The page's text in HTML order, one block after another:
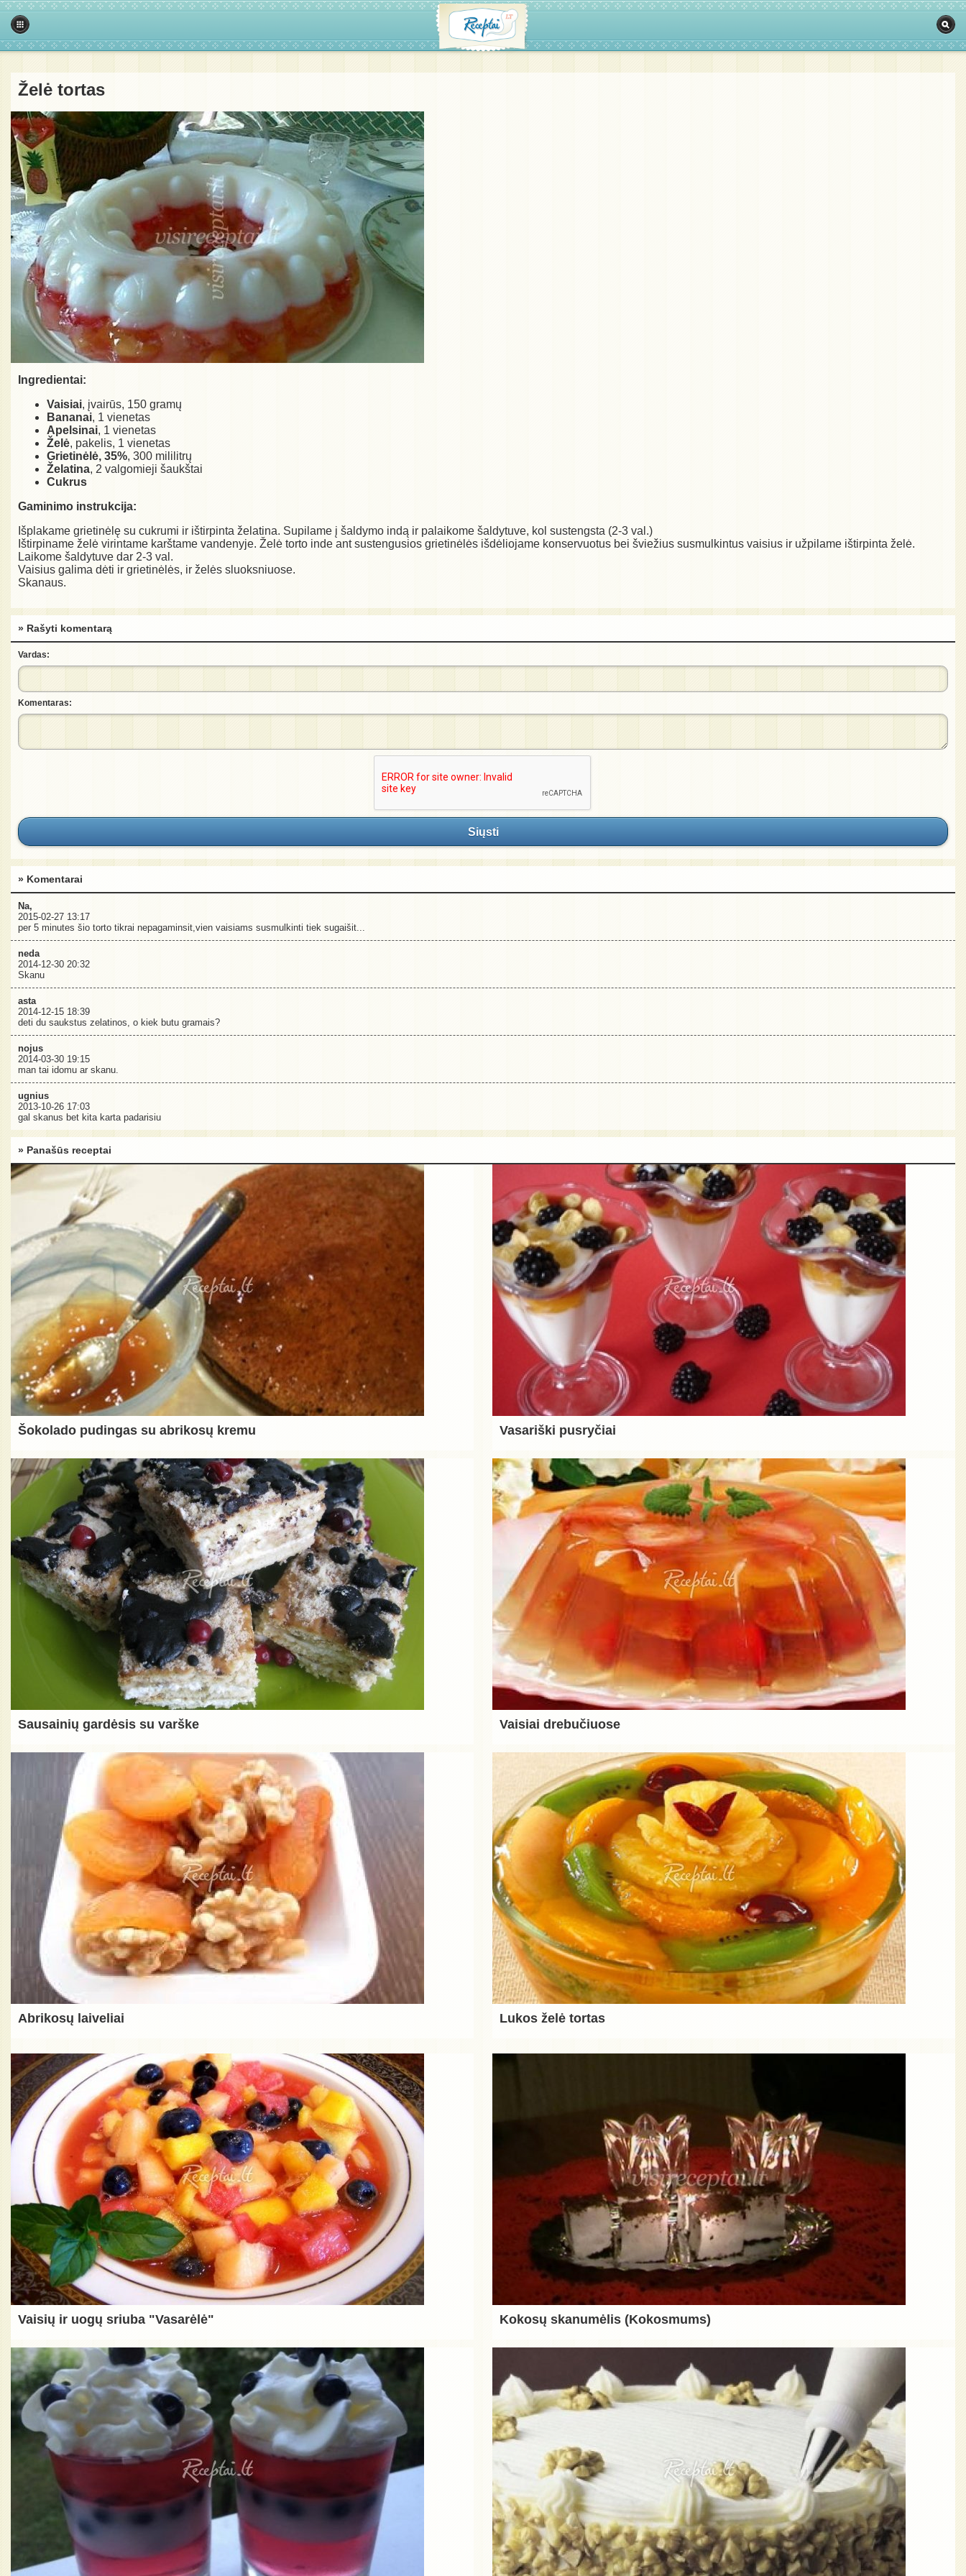
Želė tortas
Ingredientai:
Vaisiai, įvairūs, 150 gramų
Bananai, 1 vienetas
Apelsinai, 1 vienetas
Želė, pakelis, 1 vienetas
Grietinėlė, 35%, 300 mililitrų
Želatina, 2 valgomieji šaukštai
Cukrus
Gaminimo instrukcija:
Išplakame grietinėlę su cukrumi ir ištirpinta želatina. Supilame į šaldymo indą ir palaikome šaldytuve, kol sustengsta (2-3 val.)
Ištirpiname želė virintame karštame vandenyje. Želė torto inde ant sustengusios grietinėlės išdėliojame konservuotus bei šviežius susmulkintus vaisius ir užpilame ištirpinta želė.
Laikome šaldytuve dar 2-3 val.
Vaisius galima dėti ir grietinėlės, ir želės sluoksniuose.
Skanaus.
» Rašyti komentarą
Vardas:
Komentaras:
Siųsti
» Komentarai
Na,
2015-02-27 13:17
per 5 minutes šio torto tikrai nepagaminsit,vien vaisiams susmulkinti tiek sugaišit...
neda
2014-12-30 20:32
Skanu
asta
2014-12-15 18:39
deti du saukstus zelatinos, o kiek butu gramais?
nojus
2014-03-30 19:15
man tai idomu ar skanu.
ugnius
2013-10-26 17:03
gal skanus bet kita karta padarisiu
» Panašūs receptai
Šokolado pudingas su abrikosų kremu Vasariški pusryčiai
Sausainių gardėsis su varške Vaisiai drebučiuose
Abrikosų laiveliai Lukos želė tortas
Vaisių ir uogų sriuba "Vasarėlė" Kokosų skanumėlis (Kokosmums)